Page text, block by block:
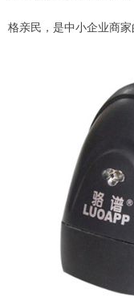
格亲民，是中小企业商家